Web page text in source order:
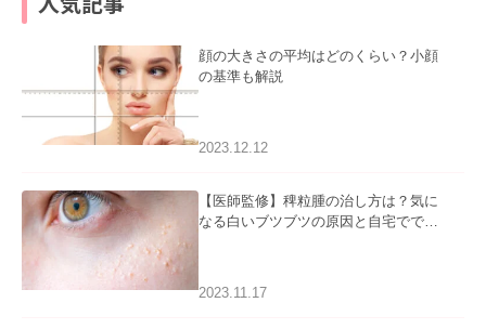
顔の大きさの平均はどのくらい？小顔
の基準も解説
2023.12.12
【医師監修】稗粒腫の治し方は？気に
なる白いブツブツの原因と自宅ででき
2023.11.17